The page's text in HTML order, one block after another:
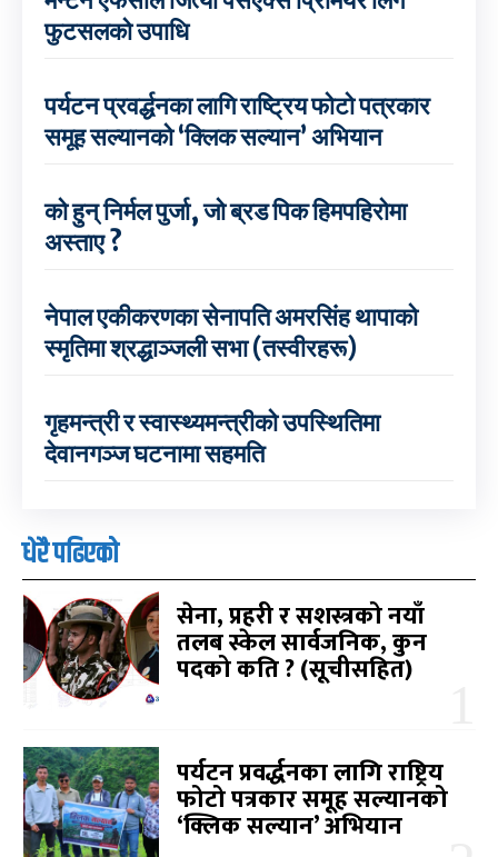
फुटसलको उपाधि
पर्यटन प्रवर्द्धनका लागि राष्ट्रिय फोटो पत्रकार
समूह सल्यानको ‘क्लिक सल्यान’ अभियान
को हुन् निर्मल पुर्जा, जो ब्रड पिक हिमपहिरोमा
अस्ताए ?
नेपाल एकीकरणका सेनापति अमरसिंह थापाको
स्मृतिमा श्रद्धाञ्जली सभा (तस्वीरहरू)
गृहमन्त्री र स्वास्थ्यमन्त्रीको उपस्थितिमा
देवानगञ्ज घटनामा सहमति
धेरै पढिएको
सेना, प्रहरी र सशस्त्रको नयाँ
तलब स्केल सार्वजनिक, कुन
पदको कति ? (सूचीसहित)
पर्यटन प्रवर्द्धनका लागि राष्ट्रिय
फोटो पत्रकार समूह सल्यानको
‘क्लिक सल्यान’ अभियान